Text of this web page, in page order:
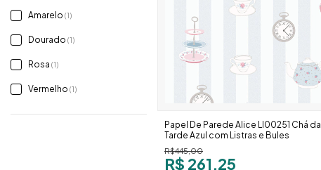
Amarelo (1)
Dourado (1)
Rosa (1)
Vermelho (1)
Papel De Parede Alice Ll00251 Chá da
Tarde Azul com Listras e Bules
R$445,00
R$ 261,25